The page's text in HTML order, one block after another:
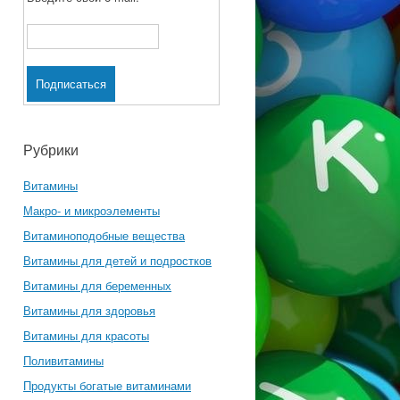
Рубрики
Витамины
Макро- и микроэлементы
Витаминоподобные вещества
Витамины для детей и подростков
Витамины для беременных
Витамины для здоровья
Витамины для красоты
Поливитамины
Продукты богатые витаминами